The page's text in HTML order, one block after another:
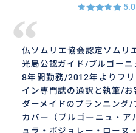
5.0
“
仏ソムリエ協会認定ソムリ
光局公認ガイド/ブルゴー
8年間勤務/2012年よりフ
イン専門誌の通訳と執筆/
ダーメイドのプランニング
カバー（ブルゴーニュ・ア
ュラ・ボジョレー・ローヌ